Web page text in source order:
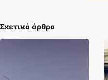
Σχετικά άρθρα